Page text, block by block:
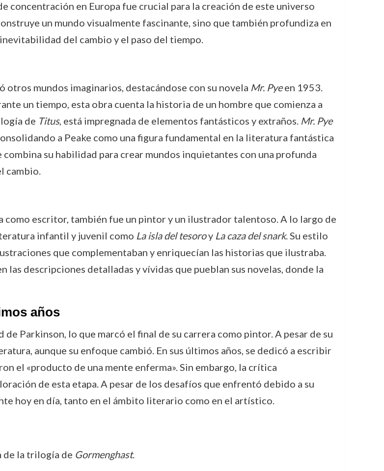
concentración en Europa fue crucial para la creación de este universo
un mundo visualmente fascinante, sino que también profundiza en
del cambio y el paso del tiempo.
otros mundos imaginarios, destacándose con su novela Mr. Pyeen 1953.
un tiempo, esta obra cuenta la historia de un hombre que comienza a
de Titus, está impregnada de elementos fantásticos y extraños. Mr. Pye
a Peake como una figura fundamental en la literatura fantástica
combina su habilidad para crear mundos inquietantes con una profunda
cambio.
como escritor, también fue un pintor y un ilustrador talentoso. A lo largo de
infantil y juvenil como La isla del tesoroy La caza del snark. Su estilo
que complementaban y enriquecían las historias que ilustraba.
las descripciones detalladas y vívidas que pueblan sus novelas, donde la
años
Parkinson, lo que marcó el final de su carrera como pintor. A pesar de su
aunque su enfoque cambió. En sus últimos años, se dedicó a escribir
el «producto de una mente enferma». Sin embargo, la crítica
de esta etapa. A pesar de los desafíos que enfrentó debido a su
hoy en día, tanto en el ámbito literario como en el artístico.
de la trilogía de Gormenghast.